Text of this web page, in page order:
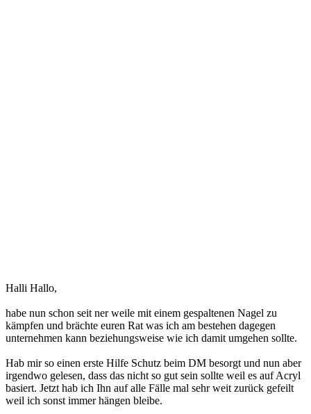
Halli Hallo,
habe nun schon seit ner weile mit einem gespaltenen Nagel zu
kämpfen und brächte euren Rat was ich am bestehen dagegen
unternehmen kann beziehungsweise wie ich damit umgehen sollte.
Hab mir so einen erste Hilfe Schutz beim DM besorgt und nun aber
irgendwo gelesen, dass das nicht so gut sein sollte weil es auf Acryl
basiert. Jetzt hab ich Ihn auf alle Fälle mal sehr weit zurück gefeilt
weil ich sonst immer hängen bleibe.